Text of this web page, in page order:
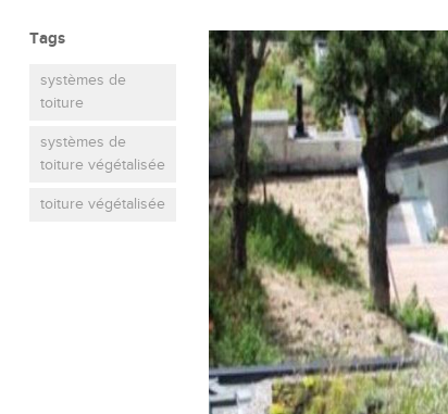
Tags
systèmes de
toiture
systèmes de
toiture végétalisée
toiture végétalisée